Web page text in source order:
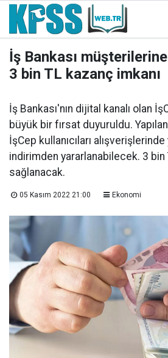
İş Bankası
3 bin TL kazanç imkanı
İş Bankası'nın dijital kanalı olan
büyük bir fırsat duyuruldu.
İşCep kullanıcıları
indirimden yararlanabilecek. 3
sağlanacak.
05 Kasım 2022 21:00 Ekonomi